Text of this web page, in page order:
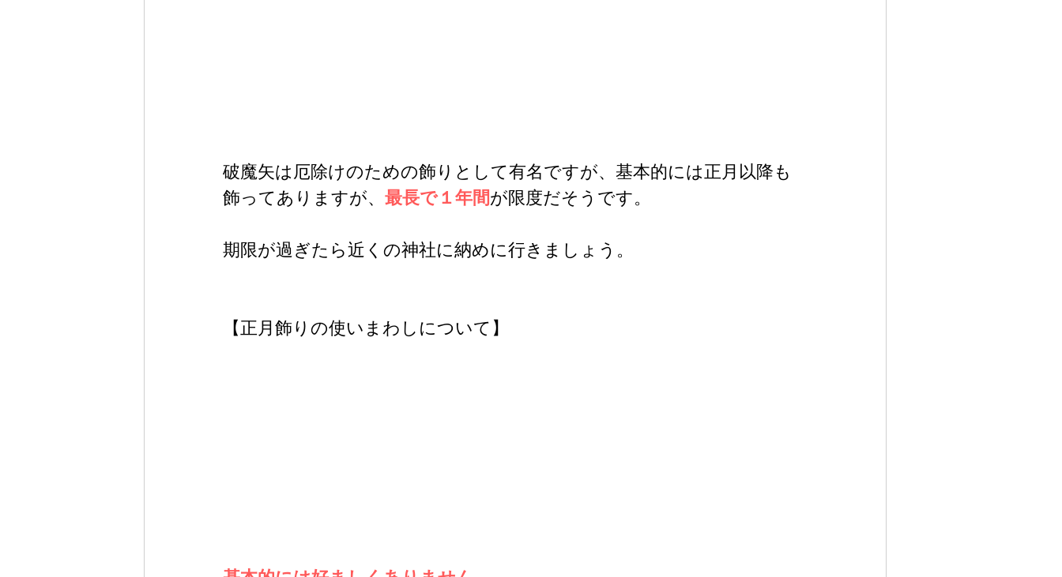
破魔矢は厄除けのための飾りとして有名ですが、基本的には正月以降も
飾ってありますが、 最長で１年間が限度だそうです。
期限が過ぎたら近くの神社に納めに行きましょう。
【正月飾りの使いまわしについて】